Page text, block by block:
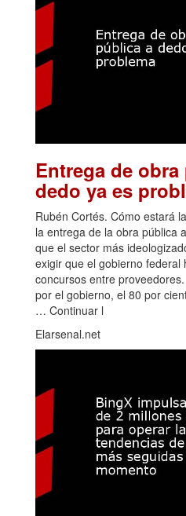
Entrega de
dedo ya es
Rubén Cortés. Cómo estará
la entrega de la obra pública
que el sector más
exigir que el gobierno federal
concursos entre
por el gobierno, el 80 por
… Continuar l
Elarsenal.net